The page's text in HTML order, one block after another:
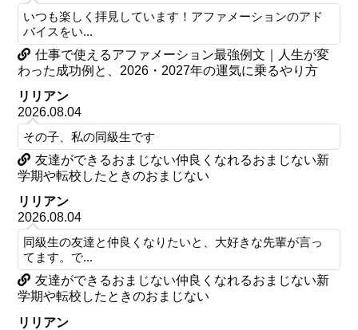
いつも楽しく拝見しています！アファメーションのアド
バイスをい...
仕事で使えるアファメーション最強例文｜人生が変
わった成功例と、2026・2027年の運気に乗るやり方
リリアン
2026.08.04
その子、私の同級生です
友達ができるおまじない仲良くなれるおまじない新
学期や転校したときのおまじない
リリアン
2026.08.04
同級生の友達と仲良くなりたいと、大好きな先輩が言っ
てます。で...
友達ができるおまじない仲良くなれるおまじない新
学期や転校したときのおまじない
リリアン